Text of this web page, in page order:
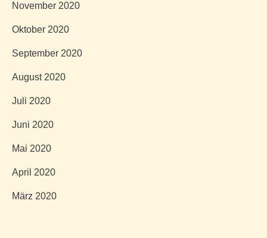
November 2020
Oktober 2020
September 2020
August 2020
Juli 2020
Juni 2020
Mai 2020
April 2020
März 2020